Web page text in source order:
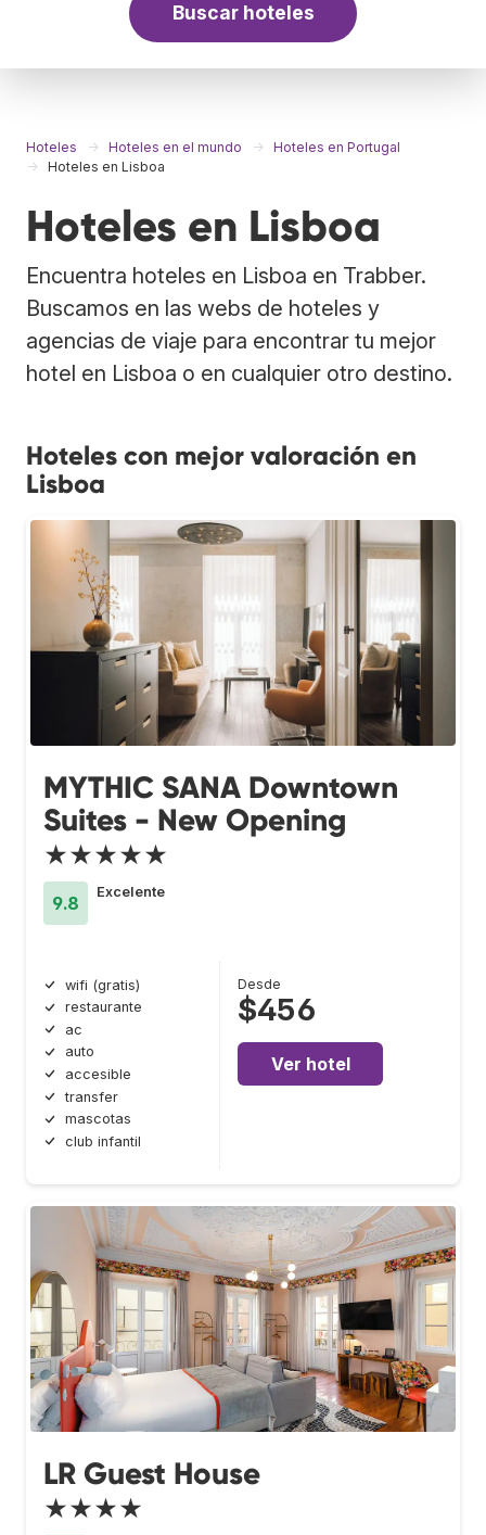
Buscar hoteles
Hoteles Hoteles en el mundo
Hoteles en Portugal
Hoteles en Lisboa
Hoteles en Lisboa
Encuentra hoteles en Lisboa en Trabber.
Buscamos en las webs de hoteles y
agencias de viaje para encontrar tu mejor
hotel en Lisboa o en cualquier otro destino.
Hoteles con mejor valoración en
Lisboa
MYTHIC SANA Downtown
Suites - New Opening
★★★★★
9.8
Excelente
wifi (gratis)
restaurante
ac
auto
accesible
transfer
mascotas
club infantil
Desde
$456
Ver hotel
LR Guest House
★★★★